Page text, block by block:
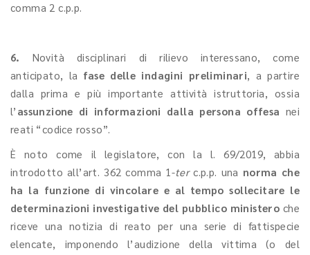
comma 2 c.p.p.
6. Novità disciplinari di rilievo interessano, come
anticipato, la fase delle indagini preliminari, a partire
dalla prima e più importante attività istruttoria, ossia
l’ assunzione di informazioni dalla persona offesa nei
reati “codice rosso”.
È noto come il legislatore, con la l. 69/2019, abbia
introdotto all’art. 362 comma 1-terc.p.p. una norma che
ha la funzione di vincolare e al tempo sollecitare le
determinazioni investigative del pubblico ministero che
riceve una notizia di reato per una serie di fattispecie
elencate, imponendo l’audizione della vittima (o del